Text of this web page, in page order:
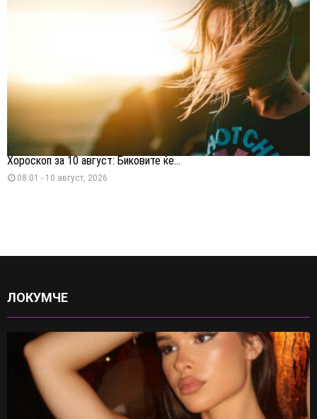
Хороскоп за 10 август: Биковите ќе...
08:01 - 10 август, 2026
ЛОКУМЧЕ